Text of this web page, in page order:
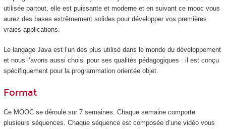
utilisée partout, elle est puissante et moderne et en suivant ce mooc vous
aurez des bases extrêmement solides pour développer vos premières
vraies applications.
Le langage Java est l’un des plus utilisé dans le monde du développement
et nous l’avons aussi choisi pour ses qualités pédagogiques : il est conçu
spécifiquement pour la programmation orientée objet.
Format
Ce MOOC se déroule sur 7 semaines. Chaque semaine comporte
plusieurs séquences. Chaque séquence est composée d’une vidéo vous